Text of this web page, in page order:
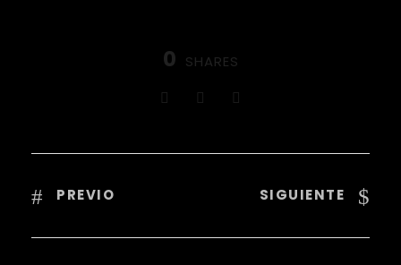
0 SHARES
PREVIO SIGUIENTE